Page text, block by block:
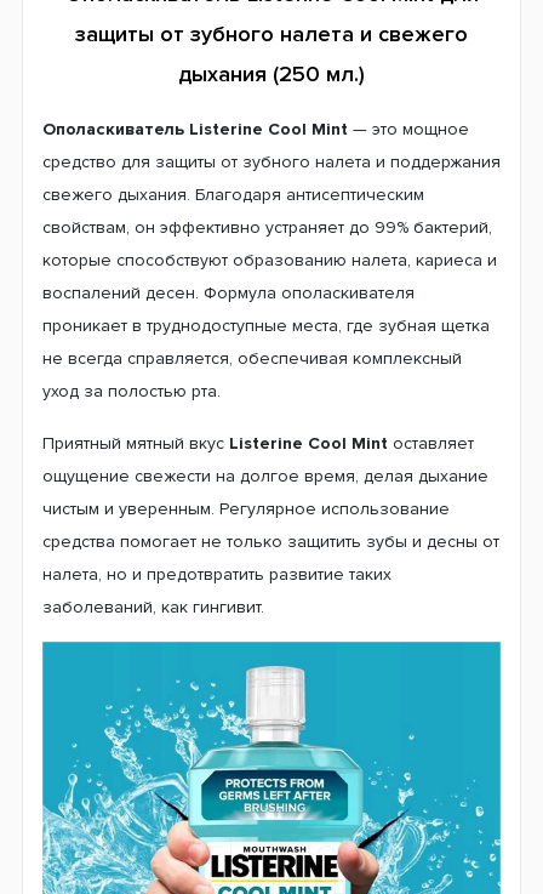
защиты от зубного налета и свежего
дыхания (250 мл.)
Ополаскиватель Listerine Cool Mint — это мощное
средство для защиты от зубного налета и поддержания
свежего дыхания. Благодаря антисептическим
свойствам, он эффективно устраняет до 99% бактерий,
которые способствуют образованию налета, кариеса и
воспалений десен. Формула ополаскивателя
проникает в труднодоступные места, где зубная щетка
не всегда справляется, обеспечивая комплексный
уход за полостью рта.
Приятный мятный вкус Listerine Cool Mint оставляет
ощущение свежести на долгое время, делая дыхание
чистым и уверенным. Регулярное использование
средства помогает не только защитить зубы и десны от
налета, но и предотвратить развитие таких
заболеваний, как гингивит.